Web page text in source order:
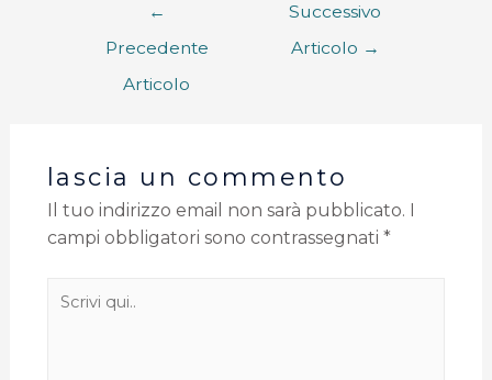
←
Precedente
Articolo
Successivo
Articolo →
lascia un commento
Il tuo indirizzo email non sarà pubblicato.
campi obbligatori sono contrassegnati *